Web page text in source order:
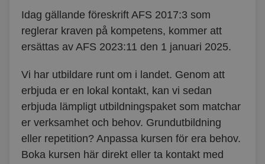
Idag gällande föreskrift AFS 2017:3 som
reglerar kraven på kompetens, kommer att
ersättas av AFS 2023:11 den 1 januari 2025.
Vi har utbildare runt om i landet. Genom att
erbjuda er en lokal kontakt, kan vi sedan
erbjuda lämpligt utbildningspaket som matchar
er verksamhet och behov. Grundutbildning
eller repetition? Anpassa kursen för era behov.
Boka kursen här direkt eller ta kontakt med